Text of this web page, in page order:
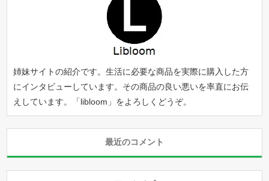
姉妹サイトの紹介です。生活に必要な商品を実際に購入した方
にインタビューしています。その商品の良い悪いを率直にお伝
えしています。「libloom 」をよろしくどうぞ。
最近のコメント